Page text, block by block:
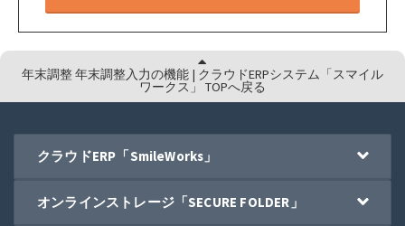
年末調整 年末調整入力の機能 | クラウドERPシステム「スマイル
ワークス」 TOPへ戻る
クラウドERP「SmileWorks」
オンラインストレージ「SECURE FOLDER」